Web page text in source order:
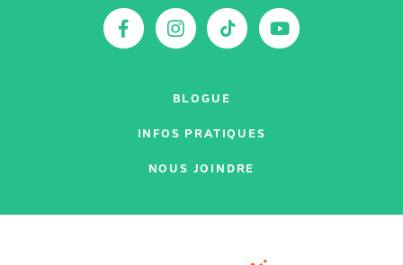
Facebook
Instagram
TikTok
BLOGUE
INFOS PRATIQUES
NOUS JOINDRE